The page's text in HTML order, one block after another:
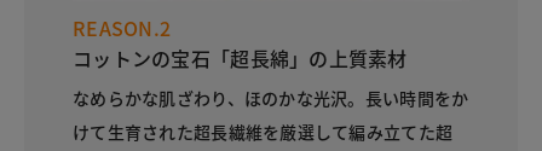
REASON.2
コットンの宝石「超長綿」の上質素材
なめらかな肌ざわり、ほのかな光沢。長い時間をか
けて生育された超長繊維を厳選して編み立てた超